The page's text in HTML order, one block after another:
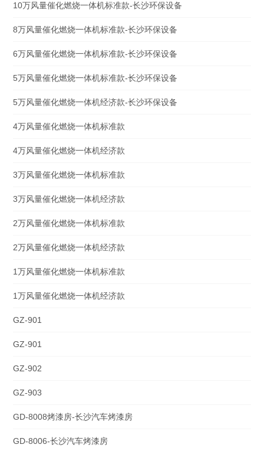
10万风量催化燃烧一体机标准款-长沙环保设备
8万风量催化燃烧一体机标准款-长沙环保设备
6万风量催化燃烧一体机标准款-长沙环保设备
5万风量催化燃烧一体机标准款-长沙环保设备
5万风量催化燃烧一体机经济款-长沙环保设备
4万风量催化燃烧一体机标准款
4万风量催化燃烧一体机经济款
3万风量催化燃烧一体机标准款
3万风量催化燃烧一体机经济款
2万风量催化燃烧一体机标准款
2万风量催化燃烧一体机经济款
1万风量催化燃烧一体机标准款
1万风量催化燃烧一体机经济款
GZ-901
GZ-901
GZ-902
GZ-903
GD-8008烤漆房-长沙汽车烤漆房
GD-8006-长沙汽车烤漆房